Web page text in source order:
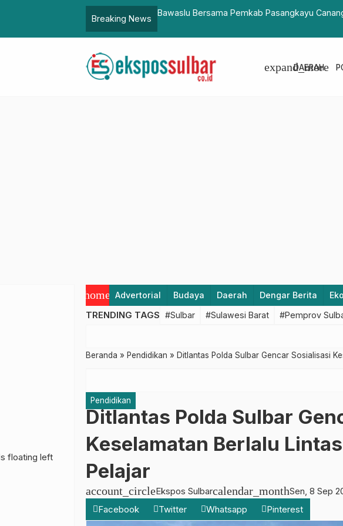
Breaking News
Kadinsos Sulbar Hadiri Rakor Nasional
DAERAH
expand_more
home Advertorial Budaya Daerah Dengar Berita
TRENDING TAGS #Sulbar #Sulawesi Barat #Pemprov
Beranda » Pendidikan » Ditlantas Polda Sulbar Gencar Sosialisasi
Pendidikan
Ditlantas Polda Sulbar
Keselamatan Berlalu
Pelajar
account_circleEkspos Sulbarcalendar_monthSen, 8 Sep
Facebook
Twitter Whatsapp Pinterest